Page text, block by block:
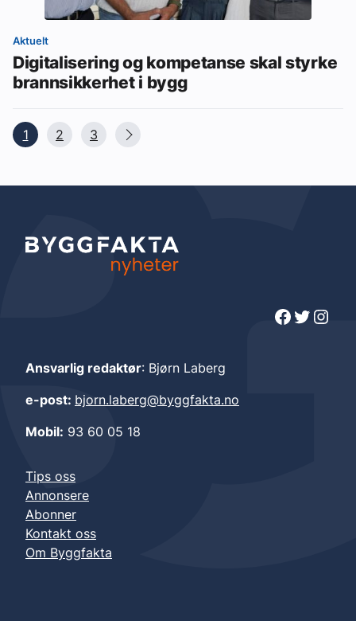
Aktuelt
Digitalisering og kompetanse skal styrke
brannsikkerhet i bygg
1 2 3
Facebook Twitter Instagram
Ansvarlig redaktør: Bjørn Laberg
e-post: bjorn.laberg@byggfakta.no
Mobil: 93 60 05 18
Tips oss
Annonsere
Abonner
Kontakt oss
Om Byggfakta